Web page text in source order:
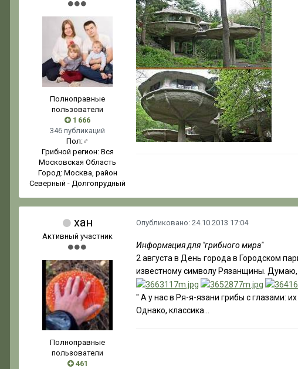
Полноправные
пользователи
1 666
346 публикаций
Пол:♂
Грибной регион: Вся
Московская Область
Город: Москва, район
Северный - Долгопрудный
хан
Активный участник
Полноправные
пользователи
461
Опубликовано: 24.10.2013 17:04
Информация для "грибного мира"
2 августа в День города в Городском
известному символу Рязанщины. Думаю,
" А у нас в Ря-я-язани грибы с глазами:
Однако, классика...